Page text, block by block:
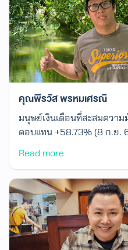
คุณพีรวัส พรหมเศรณี
มนุษย์เงินเดือนที่สะสมความ
ตอบแทน +58.73% (8 ก.ย.
Read more